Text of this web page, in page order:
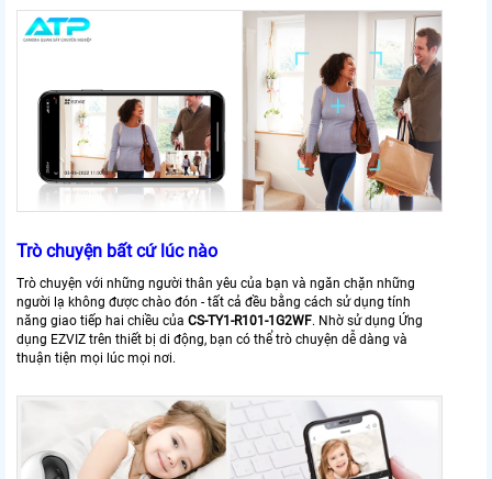
Trò chuyện bất cứ lúc nào
Trò chuyện với những người thân yêu của bạn và ngăn chặn những
người lạ không được chào đón - tất cả đều bằng cách sử dụng tính
năng giao tiếp hai chiều của CS-TY1-R101-1G2WF. Nhờ sử dụng Ứng
dụng EZVIZ trên thiết bị di động, bạn có thể trò chuyện dễ dàng và
thuận tiện mọi lúc mọi nơi.